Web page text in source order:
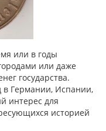
или в годы
или даже
государства.
в Германии, Испании,
интерес для
историей